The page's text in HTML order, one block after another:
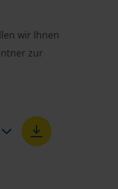
wir Ihnen
zur